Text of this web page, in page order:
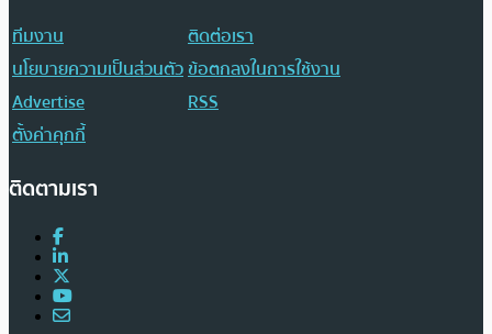
ทีมงาน
ติดต่อเรา
นโยบายความเป็นส่วนตัวข้อตกลงในการใช้งาน
Advertise
RSS
ตั้งค่าคุกกี้
ติดตามเรา